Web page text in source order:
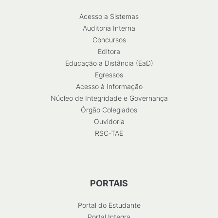
Acesso a Sistemas
Auditoria Interna
Concursos
Editora
Educação a Distância (EaD)
Egressos
Acesso à Informação
Núcleo de Integridade e Governança
Órgão Colegiados
Ouvidoria
RSC-TAE
PORTAIS
Portal do Estudante